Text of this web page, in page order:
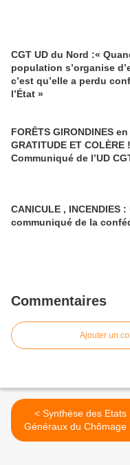
CGT UD du Nord :«
population s’organise
c’est qu’elle a perdu
l’État »
FORÊTS GIRONDINES
GRATITUDE ET COLÈRE
Communiqué de l’UD
CANICULE , INCENDIES :
communiqué de la
Commentaires
Ajouter un
< Synthèse des Etats
Généraux du Chômage
de la Précarité 16-17